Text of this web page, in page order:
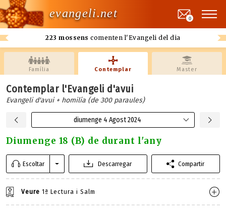
evangeli.net
223 mossens comenten l'Evangeli del dia
0
Família Contemplar Master
Contemplar l'Evangeli d'avui
Evangeli d'avui + homilía (de 300 paraules)
diumenge 4 Agost 2024
Diumenge 18 (B) de durant l'any
Escoltar Descarregar Compartir
Veure 1ª Lectura i Salm